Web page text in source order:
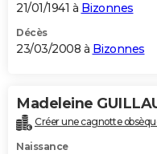
21/01/1941 à Bizonnes
Décès
23/03/2008 à Bizonnes
Madeleine
Créer une cagnotte
Naissance